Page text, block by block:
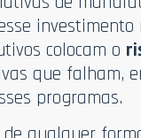
investimento
colocam o
que falham,
programas.